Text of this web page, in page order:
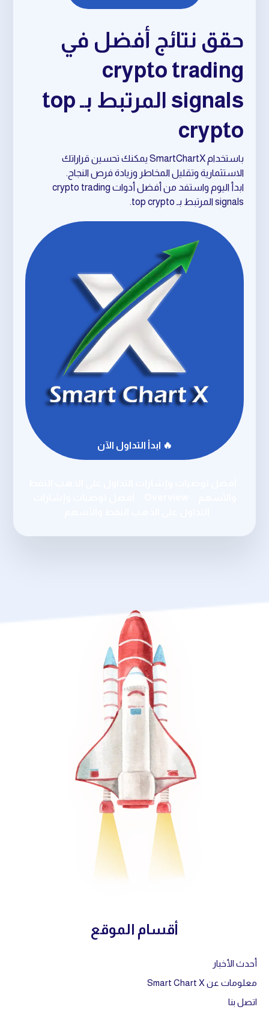
حقق نتائج أفضل في
crypto trading
signals المرتبط بـ top
crypto
باستخدام SmartChartX يمكنك تحسين قراراتك
الاستثمارية وتقليل المخاطر وزيادة فرص النجاح.
ابدأ اليوم واستفد من أفضل أدوات crypto trading
signals المرتبط بـ top crypto.
🔥 ابدأ التداول الآن
أقسام الموقع
أحدث الأخبار
معلومات عن Smart Chart X
اتصل بنا